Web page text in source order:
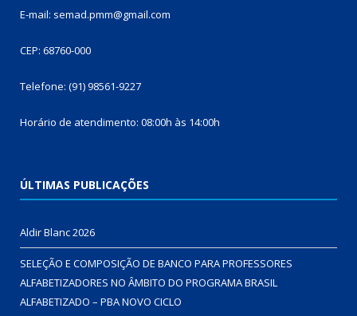
E-mail: semad.pmm@gmail.com
CEP: 68760-000
Telefone: (91) 98561-9227
Horário de atendimento: 08:00h às 14:00h
ÚLTIMAS PUBLICAÇÕES
Aldir Blanc 2026
SELEÇÃO E COMPOSIÇÃO DE BANCO PARA PROFESSORES
ALFABETIZADORES NO ÂMBITO DO PROGRAMA BRASIL
ALFABETIZADO – PBA NOVO CICLO